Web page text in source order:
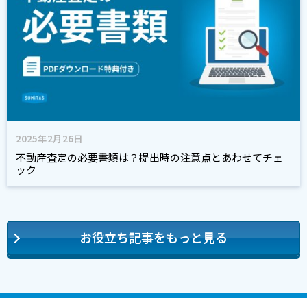
2025年2月26日
不動産査定の必要書類は？提出時の注意点とあわせてチェ
ック
お役立ち記事をもっと見る